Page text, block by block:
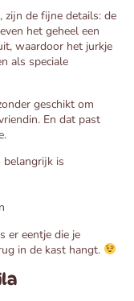
zijn de fijne details: de
het geheel een
waardoor het jurkje
als speciale
geschikt om
En dat past
belangrijk is
er eentje die je
in de kast hangt.